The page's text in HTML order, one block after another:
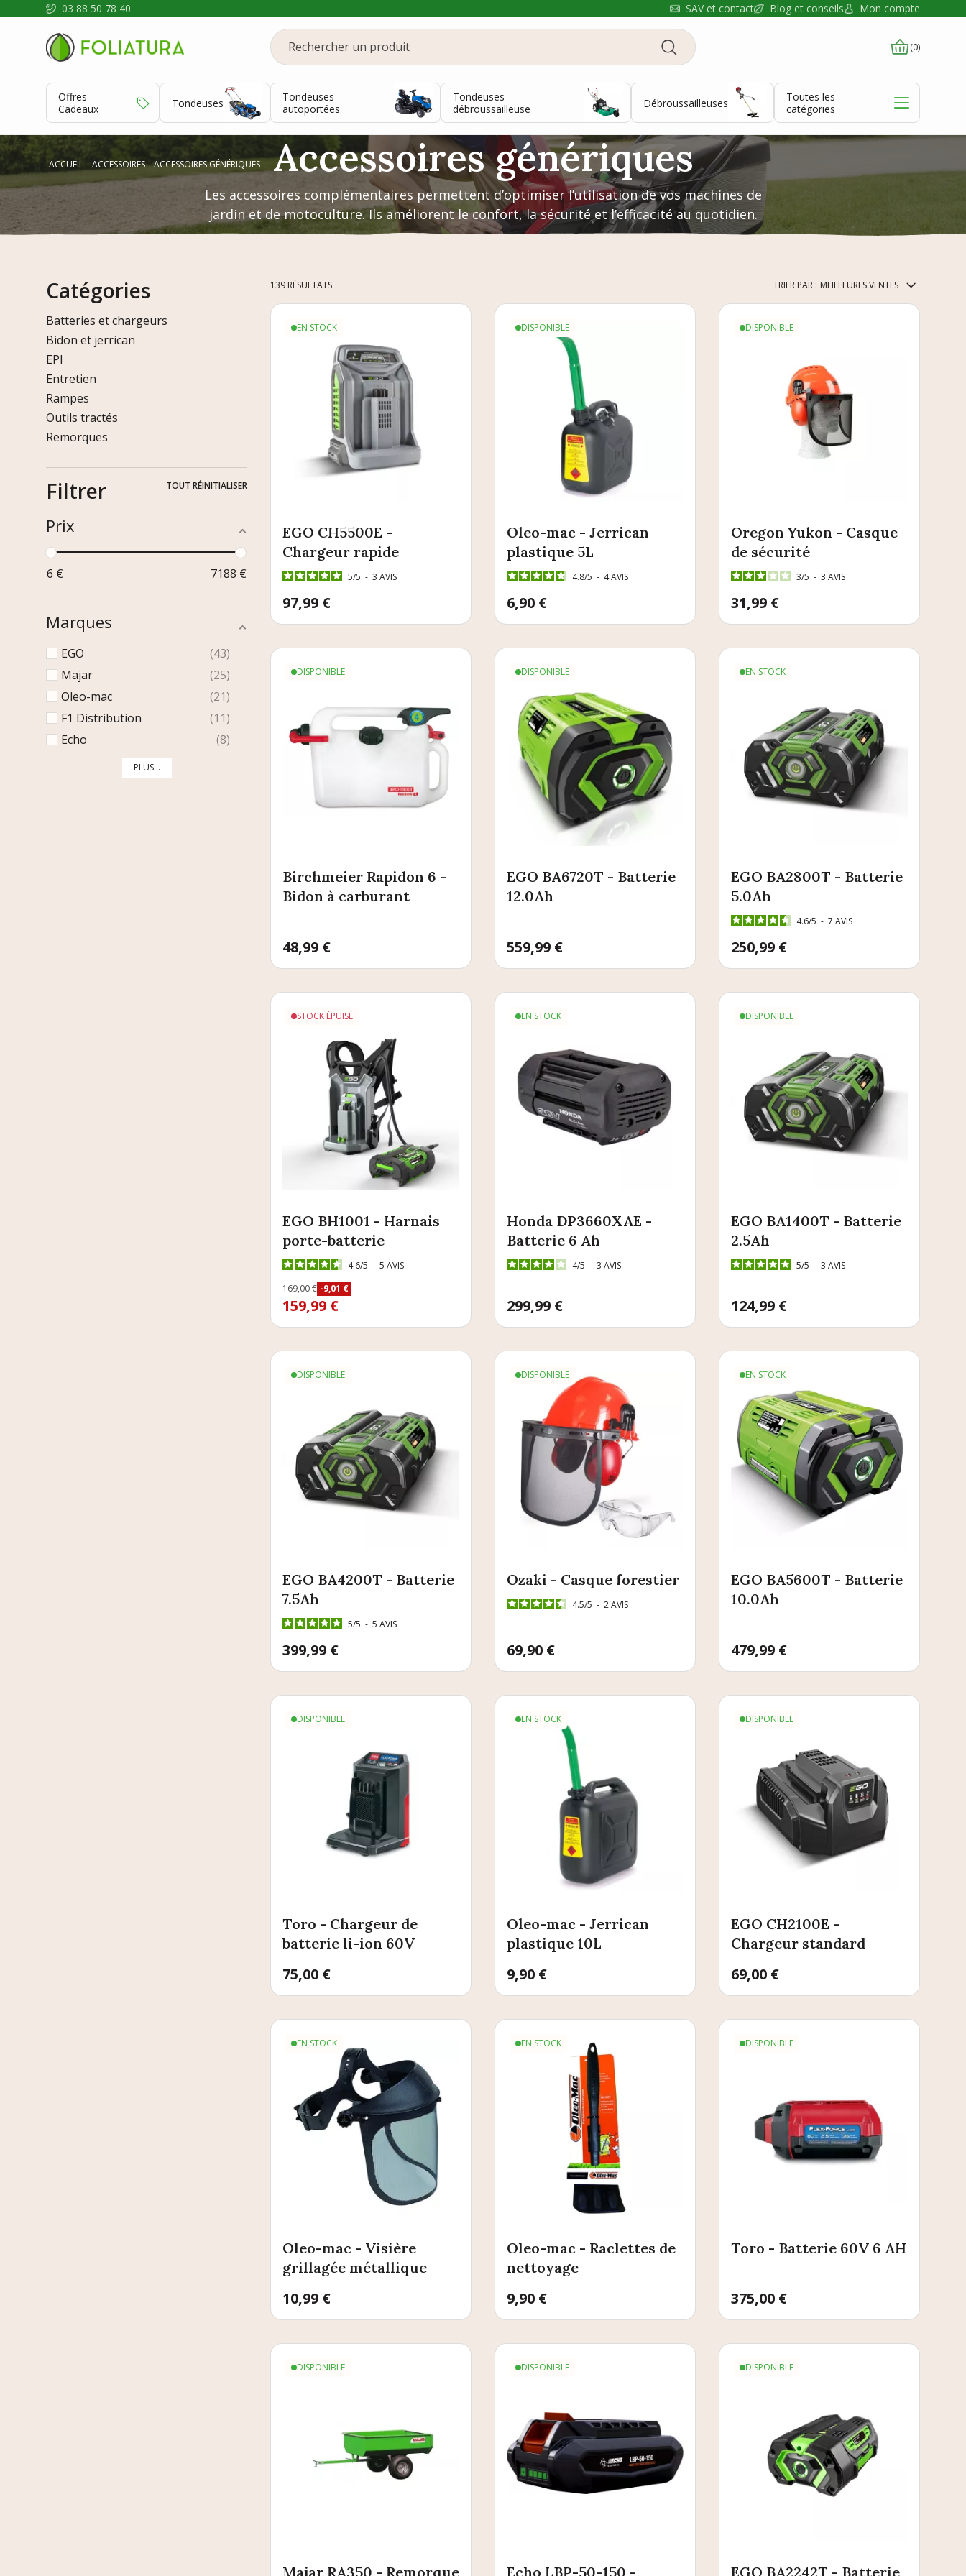
03 88 50 78 40 SAV et contact Blog et conseils Mon compte
(0)
Offres
Cadeaux
Tondeuses
Tondeuses
autoportées
Tondeuses
débroussailleuse
Débroussailleuses
Toutes les
catégories
ACCUEIL ACCESSOIRES ACCESSOIRES GÉNÉRIQUES Accessoires génériques
Les accessoires complémentaires permettent d’optimiser l’utilisation de vos machines de
jardin et de motoculture. Ils améliorent le confort, la sécurité et l’efficacité au quotidien.
Catégories
Batteries et chargeurs
Bidon et jerrican
EPI
Entretien
Rampes
Outils tractés
Remorques
Filtrer TOUT RÉINITIALISER
Prix
6 € 7188 €
Marques
EGO
43
Majar
25
Oleo-mac
21
F1 Distribution
11
Echo
8
PLUS...
139 RÉSULTATS TRIER PAR : MEILLEURES VENTES
EN STOCK
EGO CH5500E -
Chargeur rapide
5/5 - 3 AVIS
Prix
97,99 €
DISPONIBLE
Oleo-mac - Jerrican
plastique 5L
4.8/5 - 4AVIS
Prix
6,90 €
DISPONIBLE
Oregon Yukon - Casque
de sécurité
3/5 - 3 AVIS
Prix
31,99 €
DISPONIBLE
Birchmeier Rapidon 6 -
Bidon à carburant
Prix
48,99 €
DISPONIBLE
EGO BA6720T - Batterie
12.0Ah
Prix
559,99 €
EN STOCK
EGO BA2800T - Batterie
5.0Ah
4.6/5 - 7 AVIS
Prix
250,99 €
STOCK ÉPUISÉ
EGO BH1001 - Harnais
porte-batterie
4.6/5 - 5 AVIS
Prix de base
169,00 € -9,01 €
Prix
159,99 €
EN STOCK
Honda DP3660XAE -
Batterie 6 Ah
4/5 - 3 AVIS
Prix
299,99 €
DISPONIBLE
EGO BA1400T - Batterie
2.5Ah
5/5 - 3 AVIS
Prix
124,99 €
DISPONIBLE
EGO BA4200T - Batterie
7.5Ah
5/5 - 5 AVIS
Prix
399,99 €
DISPONIBLE
Ozaki - Casque forestier
4.5/5 - 2AVIS
Prix
69,90 €
EN STOCK
EGO BA5600T - Batterie
10.0Ah
Prix
479,99 €
DISPONIBLE
Toro - Chargeur de
batterie li-ion 60V
Prix
75,00 €
EN STOCK
Oleo-mac - Jerrican
plastique 10L
Prix
9,90 €
DISPONIBLE
EGO CH2100E -
Chargeur standard
Prix
69,00 €
EN STOCK
Oleo-mac - Visière
grillagée métallique
Prix
10,99 €
EN STOCK
Oleo-mac - Raclettes de
nettoyage
Prix
9,90 €
DISPONIBLE
Toro - Batterie 60V 6 AH
Prix
375,00 €
DISPONIBLE
Majar RA350 - Remorque
DISPONIBLE
Echo LBP-50-150 -
DISPONIBLE
EGO BA2242T - Batterie